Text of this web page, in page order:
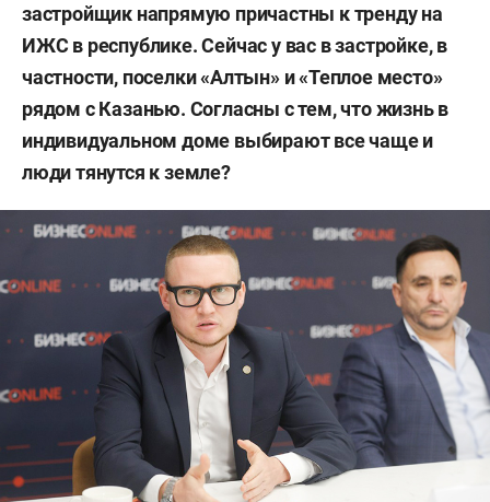
застройщик напрямую причастны к трендуна
ИЖС в республике. Сейчас у вас в застройке, в
частности, поселки «Алтын» и «Теплое место»
рядом с Казанью. Согласны с тем, что жизнь в
индивидуальном доме выбирают все чаще и
люди тянутся к земле?